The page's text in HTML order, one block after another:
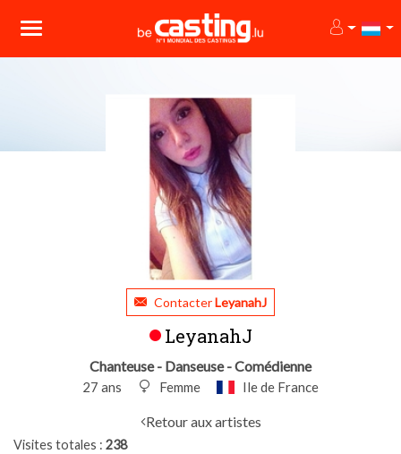
ContacterLeyanahJ
LeyanahJ
Chanteuse - Danseuse - Comédienne
27 ans Femme Ile de France
Retour aux artistes
Visites totales 238